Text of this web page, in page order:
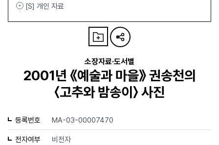
[S] 개인 자료
소장자료·도서별
2001년 《예술과 마을》 권송천의
〈고추와 밤송이〉 사진
등록번호 MA-03-00007470
전자여부 비전자